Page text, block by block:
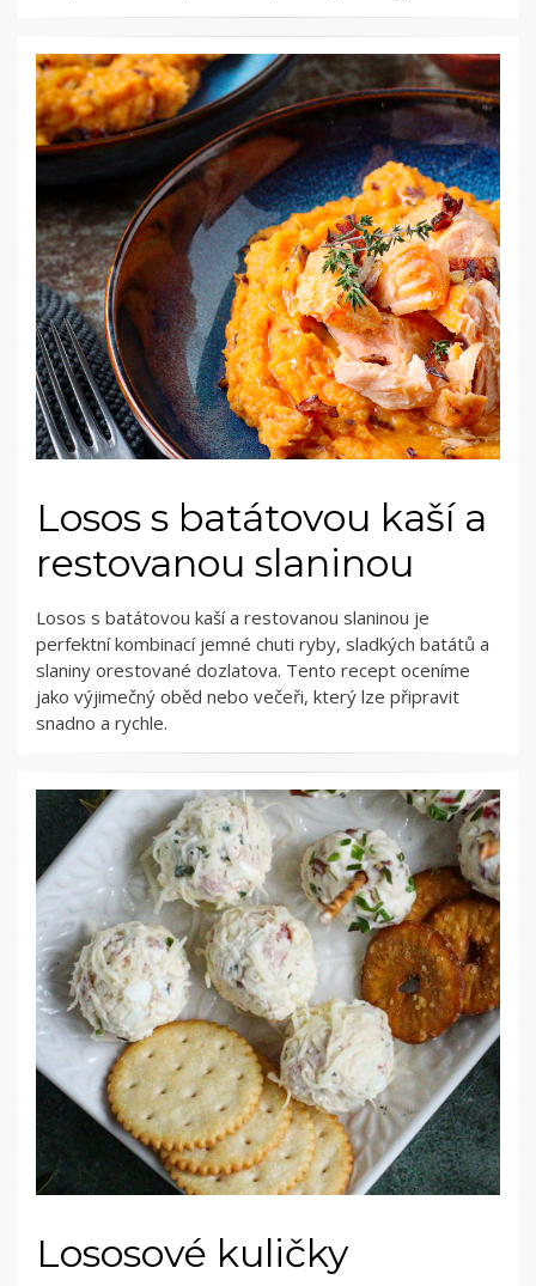
Losos s batátovou kaší a
restovanou slaninou
Losos s batátovou kaší a restovanou slaninou je
perfektní kombinací jemné chuti ryby, sladkých batátů a
slaniny orestované dozlatova. Tento recept oceníme
jako výjimečný oběd nebo večeři, který lze připravit
snadno a rychle.
Lososové kuličky